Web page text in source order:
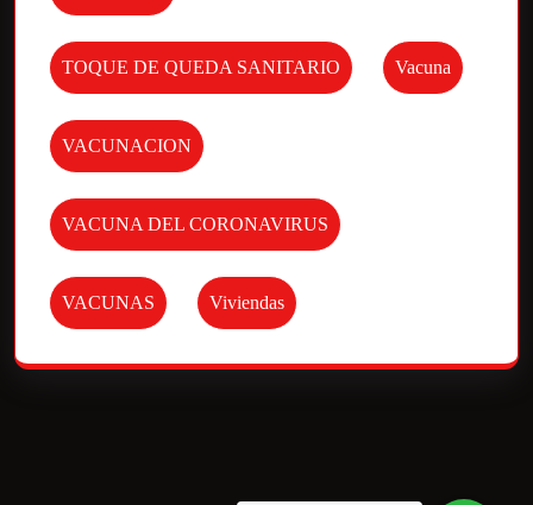
TOQUE DE QUEDA SANITARIO Vacuna
VACUNACION
VACUNA DEL CORONAVIRUS
VACUNAS Viviendas